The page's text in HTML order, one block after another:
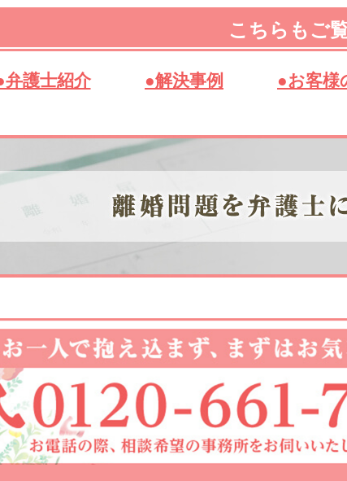
こちらもご
弁護士紹介 ●解決事例 ●お客様